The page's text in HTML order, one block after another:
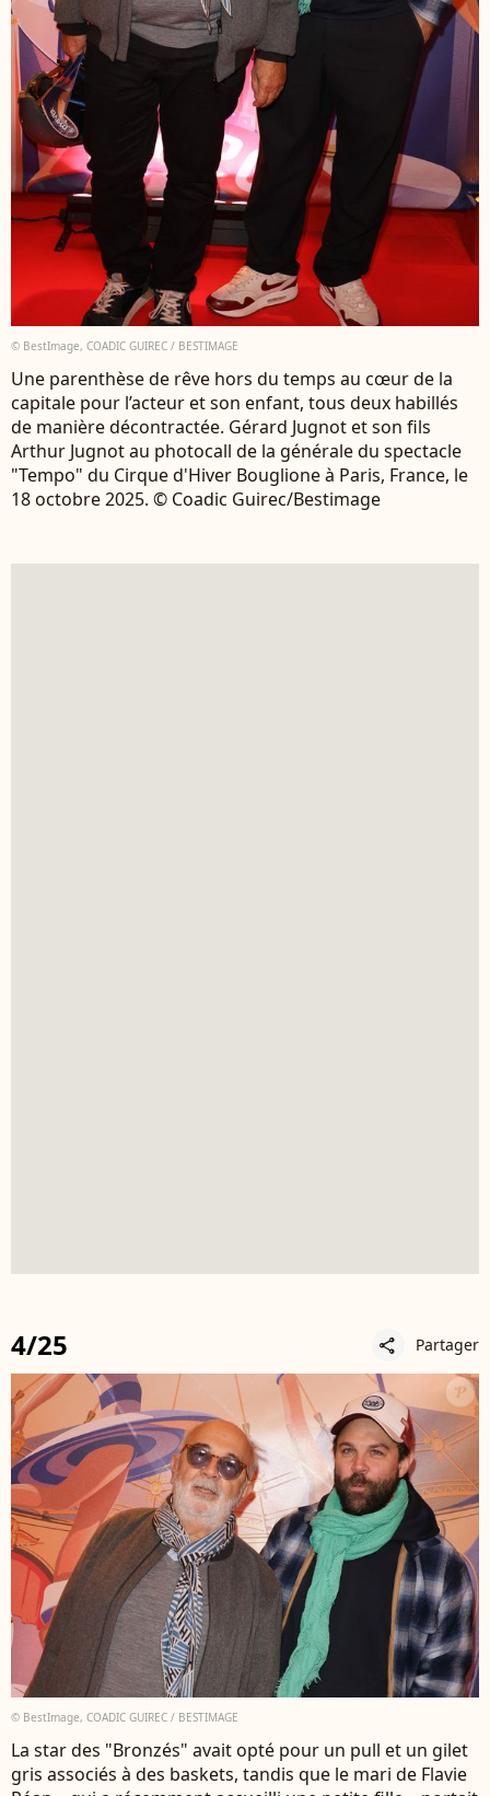
© BestImage, COADIC GUIREC / BESTIMAGE
Une parenthèse de rêve hors du temps au cœur de la
capitale pour l’acteur et son enfant, tous deux habillés
de manière décontractée. Gérard Jugnot et son fils
Arthur Jugnot au photocall de la générale du spectacle
"Tempo" du Cirque d'Hiver Bouglione à Paris, France, le
18 octobre 2025. © Coadic Guirec/Bestimage
4/25 share Partager
© BestImage, COADIC GUIREC / BESTIMAGE
La star des "Bronzés" avait opté pour un pull et un gilet
gris associés à des baskets, tandis que le mari de Flavie